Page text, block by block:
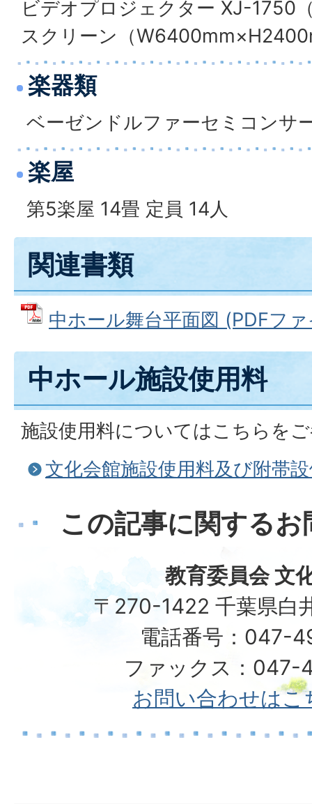
ビデオプロジェクター XJ-1750
スクリーン（
楽器類
ベーゼンドルファーセミコンサ
楽屋
第5楽屋 14畳 定員 14人
関連書類
中ホール舞台平面図 (PDFフ
中ホール施設使用料
施設使用料についてはこちらを
文化会館施設使用料及び附帯
この記事に関する
教育委員会 文
〒270-1422 千葉県白
電話番号：047-
ファックス：047-
お問い合わせはこ